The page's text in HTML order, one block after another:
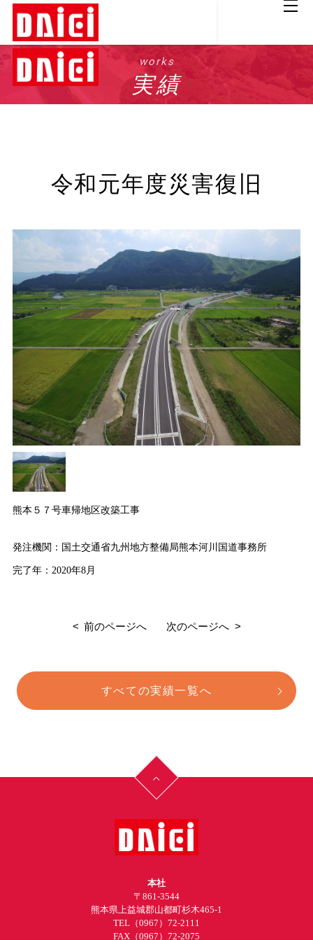
works
実績
令和元年度災害復旧
熊本５７号車帰地区改築工事
発注機関：国土交通省九州地方整備局熊本河川国道事務所
完了年：2020年8月
前のページへ 次のページへ
すべての実績一覧へ
本社
〒861-3544
熊本県上益城郡山都町杉木465-1
TEL （0967）72-2111
FAX（0967）72-2075